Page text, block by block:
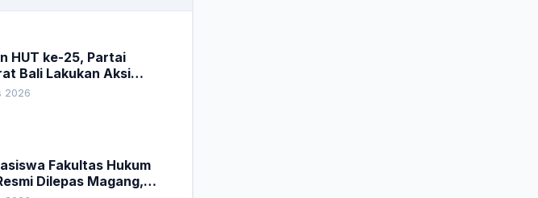
HUT ke-25, Partai
Bali Lakukan Aksi
Lingkungan
2026
Fakultas Hukum
Dilepas Magang,